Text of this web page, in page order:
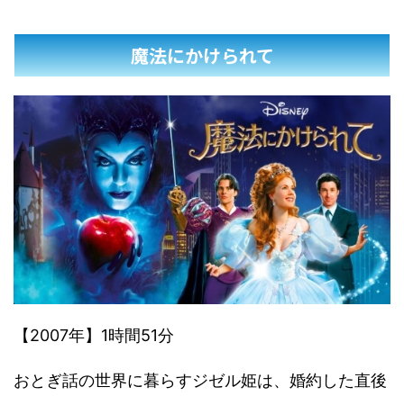
魔法にかけられて
【2007年】1時間51分
おとぎ話の世界に暮らすジゼル姫は、婚約した直後